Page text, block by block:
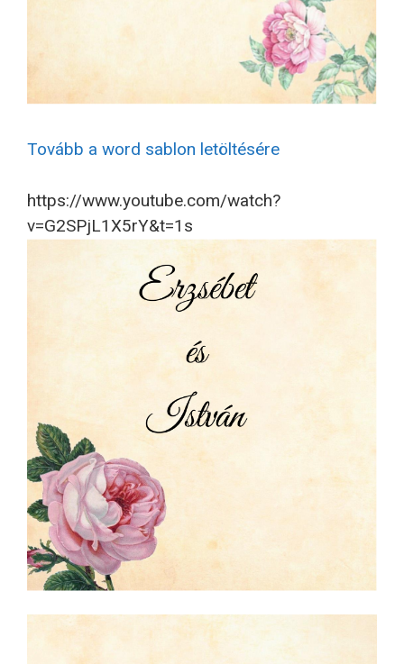
Tovább a word sablon letöltésére
https://www.youtube.com/watch?
v=G2SPjL1X5rY&t=1s